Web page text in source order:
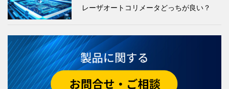
レーザオートコリメータどっちが良い？